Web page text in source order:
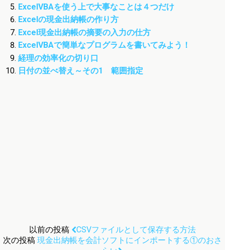
ExcelVBAを使う上で大事なことは４つだけ
Excelの現金出納帳の作り方
Excel現金出納帳の摘要の入力の仕方
ExcelVBAで簡単なプログラムを書いてみよう！
経理の効率化の切り口
日付の並べ替え～その1 範囲指定
以前の投稿
CSVファイルとして保存する方法
次の投稿 現金出納帳を会計ソフトにインポートする①のおさ